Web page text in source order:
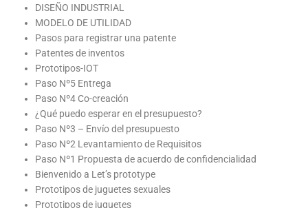
DISEÑO INDUSTRIAL
MODELO DE UTILIDAD
Pasos para registrar una patente
Patentes de inventos
Prototipos-IOT
Paso Nº5 Entrega
Paso Nº4 Co-creación
¿Qué puedo esperar en el presupuesto?
Paso Nº3 – Envío del presupuesto
Paso Nº2 Levantamiento de Requisitos
Paso Nº1 Propuesta de acuerdo de confidencialidad
Bienvenido a Let’s prototype
Prototipos de juguetes sexuales
Prototipos de juguetes